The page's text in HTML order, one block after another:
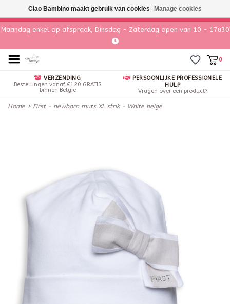
Maandag enkel op afspraak, Dinsdag - Zaterdag open van 10 - 17u30
0
VERZENDING
Bestellingen vanaf €120 GRATIS
binnen België
PERSOONLIJKE PROFESSIONELE
HULP
Vragen over een product?
Home > First - newborn muts XL strik - White beige
Ciao Bambino maakt gebruik van cookies Manage cookies